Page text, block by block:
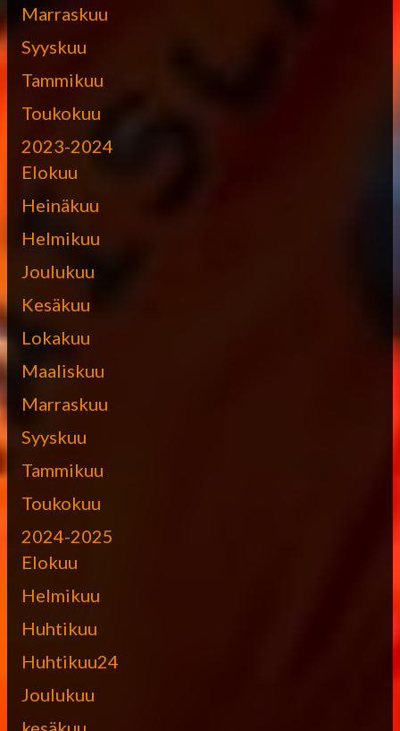
Marraskuu
Syyskuu
Tammikuu
Toukokuu
2023-2024
Elokuu
Heinäkuu
Helmikuu
Joulukuu
Kesäkuu
Lokakuu
Maaliskuu
Marraskuu
Syyskuu
Tammikuu
Toukokuu
2024-2025
Elokuu
Helmikuu
Huhtikuu
Huhtikuu24
Joulukuu